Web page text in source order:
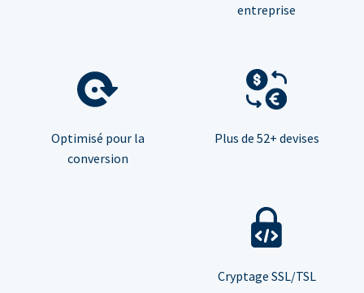
entreprise
Optimisé pour la
conversion
Plus de 52+ devises
Cryptage SSL/TSL